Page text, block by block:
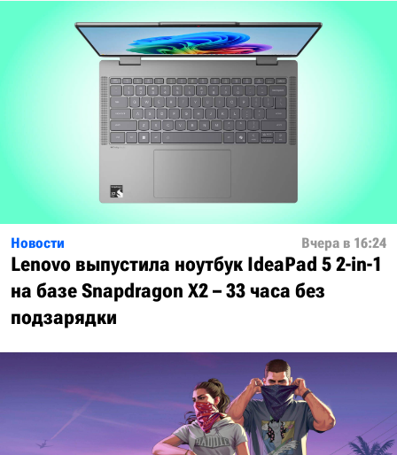
Новости Вчера в 16:24
Lenovo выпустила ноутбук IdeaPad 5 2-in-1
на базе Snapdragon X2 – 33 часа без
подзарядки